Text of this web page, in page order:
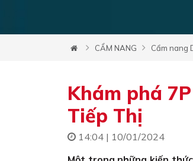
CẨM NANG Cẩm nang
Khám phá
Tiếp Thị
14:04 | 10/01/2024